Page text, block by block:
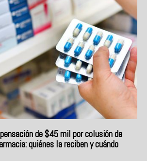
de $45 mil por colusión de
quiénes la reciben y cuándo